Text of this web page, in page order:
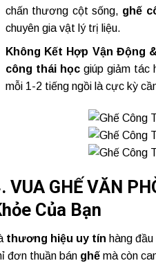
chấn thương cột sống, ghế
chuyên gia vật lý trị liệu.
Không Kết Hợp Vận Động
công thái họcgiúp giảm tác
mỗi 1-2 tiếng ngồi là cực kỳ
VUA GHẾ VĂN
Của Bạn
thương hiệu uy tín hàng
đơn thuần bán ghế mà còn